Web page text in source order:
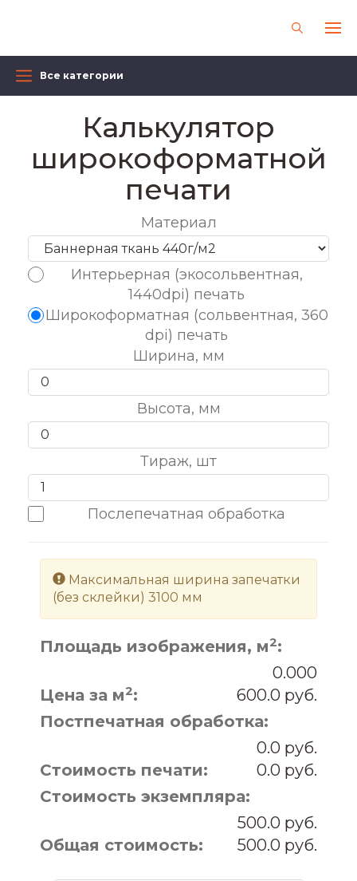
Все категории
Калькулятор
широкоформатной
печати
Материал
Интерьерная (экосольвентная,
1440dpi) печать
Широкоформатная (сольвентная, 360
dpi) печать
Ширина, мм
Высота, мм
Тираж, шт
Послепечатная обработка
Максимальная ширина запечатки
(без склейки) 3100 мм
Площадь изображения, м2:
0.000
Цена за м2:
600.0
Постпечатная обработка:
0.0
Стоимость печати:
0.0
Стоимость экземпляра:
500.0
Общая стоимость:
500.0